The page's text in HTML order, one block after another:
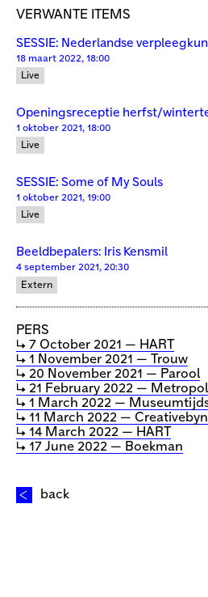
VERWANTE ITEMS
SESSIE: Nederlandse
18 maart 2022, 18:00
Live
Openingsreceptie herfst/
1 oktober 2021, 18:00
Live
SESSIE: Some of My Souls
1 oktober 2021, 19:00
Live
Beeldbepalers: Iris Kensmil
4 september 2021, 20:30
Extern
PERS
↳ 7 October 2021 — HART
↳ 1 November 2021 — Trouw
↳ 20 November 2021 — Parool
↳ 21 February 2022 —
↳ 1 March 2022 —
↳ 11 March 2022 —
↳ 14 March 2022 — HART
↳ 17 June 2022 — Boekman
back